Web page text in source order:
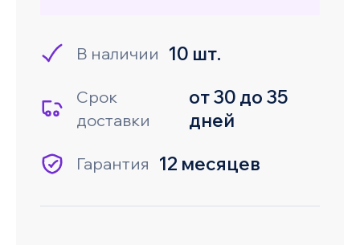
В наличии 10 шт.
Срок
доставки
от 30 до 35
дней
Гарантия 12 месяцев